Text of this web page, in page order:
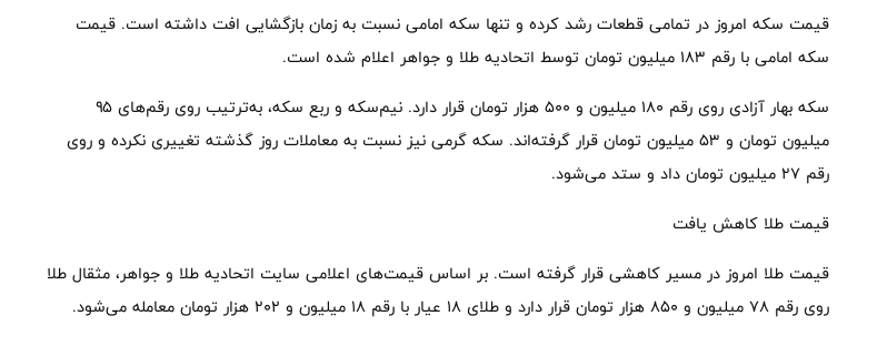
قیمت سکه امروز در تمامی قطعات رشد کرده و تنها سکه امامی نسبت به زمان بازگشایی افت داشته است. قیمت
سکه امامی با رقم ۱۸۳ میلیون تومان توسط اتحادیه طلا و جواهر اعلام شده است.
سکه بهار آزادی روی رقم ۱۸۰ میلیون و ۵۰۰ هزار تومان قرار دارد. نیم‌سکه و ربع سکه، به‌ترتیب روی رقم‌های ۹۵
میلیون تومان و ۵۳ میلیون تومان قرار گرفته‌اند. سکه گرمی نیز نسبت به معاملات روز گذشته تغییری نکرده و روی
رقم ۲۷ میلیون تومان داد و ستد می‌شود.
قیمت طلا کاهش یافت
قیمت طلا امروز در مسیر کاهشی قرار گرفته است. بر اساس قیمت‌های اعلامی سایت اتحادیه طلا و جواهر، مثقال طلا
روی رقم ۷۸ میلیون و ۸۵۰ هزار تومان قرار دارد و طلای ۱۸ عیار با رقم ۱۸ میلیون و ۲۰۲ هزار تومان معامله می‌شود.